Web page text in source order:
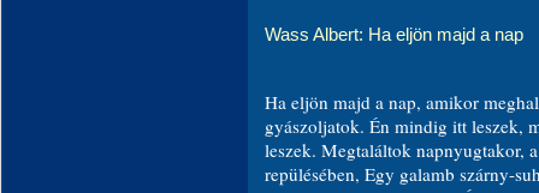
Wass Albert: Ha eljön majd a nap
Ha eljön majd a nap, amikor
gyászoljatok. Én mindig itt leszek,
leszek. Megtaláltok napnyugtakor,
repülésében, Egy galamb szárny-